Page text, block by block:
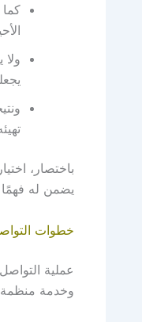
باختصار،
يضمن له فهمًا
خطوات
عملية
وخدمة